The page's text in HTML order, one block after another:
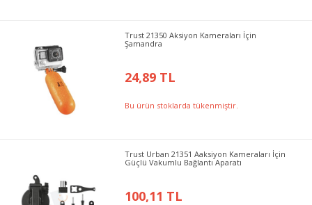
Trust 21350 Aksiyon Kameraları İçin
Şamandra
24,89 TL
Bu ürün stoklarda tükenmiştir.
Trust Urban 21351 Aaksiyon Kameraları İçin
Güçlü Vakumlu Bağlantı Aparatı
100,11 TL